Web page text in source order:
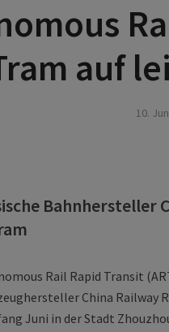
auf
10.
Bahnhersteller
Rail Rapid Transit
China Railway
Juni in der Stadt